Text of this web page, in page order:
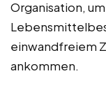
Organisation,
einwandfreiem
ankommen.